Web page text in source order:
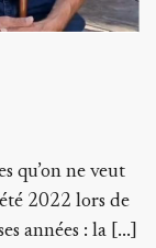
qu’on ne veut
2022 lors de
années : la [...]